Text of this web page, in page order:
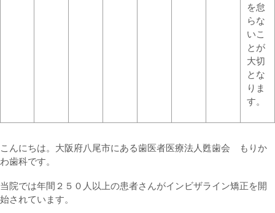
を怠
らな
いこ
とが
大切
とな
りま
す。
こんにちは。大阪府八尾市にある歯医者医療法人甦歯会 もりか
わ歯科です。
当院では年間２５０人以上の患者さんがインビザライン矯正を開
始されています。